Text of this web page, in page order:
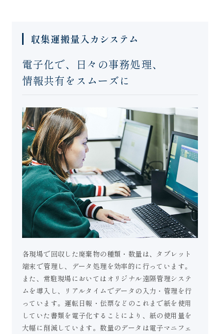
収集運搬量入カシステム
電子化で、日々の事務処理、
情報共有をスムーズに
各現場で回収した廃棄物の種類・数量は、タブレット
端末で管理し、データ処理を効率的に行っています。
また、常駐現場においてはオリジナル遠隔管理システ
ムを導入し、リアルタイムでデータの入力・管理を行
っています。運転日報・伝票などのこれまで紙を使用
していた書類を電子化することにより、紙の使用量を
大幅に削減しています。数量のデータは電子マニフェ